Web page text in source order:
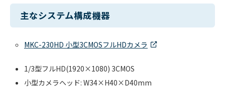
主なシステム構成機器
MKC-230HD 小型3CMOSフルHDカメラ
1/3型フルHD(1920×1080) 3CMOS
小型カメラヘッド: W34×H40×D40mm